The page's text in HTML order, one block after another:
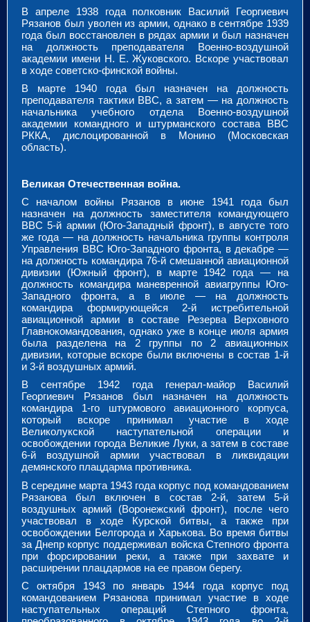
В апреле 1938 года полковник Василий Георгиевич
Рязанов был уволен из армии, однако в сентябре 1939
года был восстановлен в рядах армии и был назначен
на должность преподавателя Военно-воздушной
академии имени Н. Е. Жуковского. Вскоре участвовал
в ходе советско-финской войны.
В марте 1940 года был назначен на должность
преподавателя тактики ВВС, а затем — на должность
начальника учебного отдела Военно-воздушной
академии командного и штурманского состава ВВС
РККА, дислоцированной в Монино (Московская
область).
Великая Отечественная война.
С началом войны Рязанов в июне 1941 года был
назначен на должность заместителя командующего
ВВС 5-й армии (Юго-Западный фронт), в августе того
же года — на должность начальника группы контроля
Управления ВВС Юго-Западного фронта, в декабре —
на должность командира 76-й смешанной авиационной
дивизии (Южный фронт), в марте 1942 года — на
должность командира маневренной авиагруппы Юго-
Западного фронта, а в июле — на должность
командира формирующейся 2-й истребительной
авиационной армии в составе Резерва Верховного
Главнокомандования, однако уже в конце июля армия
была разделена на 2 группы по 2 авиационных
дивизии, которые вскоре были включены в состав 1-й
и 3-й воздушных армий.
В сентябре 1942 года генерал-майор Василий
Георгиевич Рязанов был назначен на должность
командира 1-го штурмового авиационного корпуса,
который вскоре принимал участие в ходе
Великолукской наступательной операции и
освобождении города Великие Луки, а затем в составе
6-й воздушной армии участвовал в ликвидации
демянского плацдарма противника.
В середине марта 1943 года корпус под командованием
Рязанова был включен в состав 2-й, затем 5-й
воздушных армий (Воронежский фронт), после чего
участвовал в ходе Курской битвы, а также при
освобождении Белгорода и Харькова. Во время битвы
за Днепр корпус поддерживал войска Степного фронта
при форсировании реки, а также при захвате и
расширении плацдармов на ее правом берегу.
С октября 1943 по январь 1944 года корпус под
командованием Рязанова принимал участие в ходе
наступательных операций Степного фронта,